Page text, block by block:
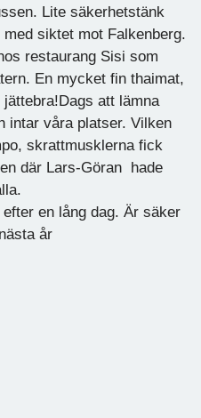
Lite säkerhetstänk
siktet mot Falkenberg.
restaurang Sisi som
En mycket fin thaimat,
att lämna
intar våra platser. Vilken
skrattmusklerna fick
där Lars-Göran hade
en lång dag. Är säker
år